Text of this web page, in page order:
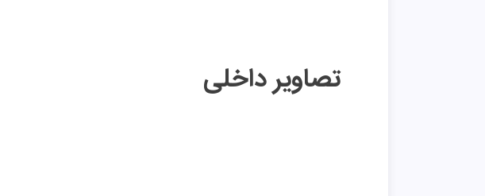
تصاویر داخلی